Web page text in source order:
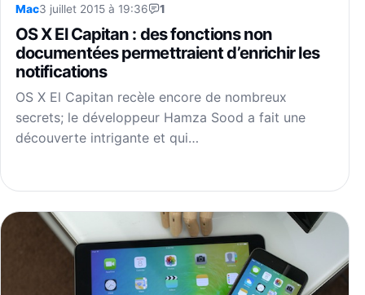
Mac3 juillet 2015 à 19:36 1
OS X El Capitan : des fonctions non
documentées permettraient d’enrichir les
notifications
OS X El Capitan recèle encore de nombreux
secrets; le développeur Hamza Sood a fait une
découverte intrigante et qui…